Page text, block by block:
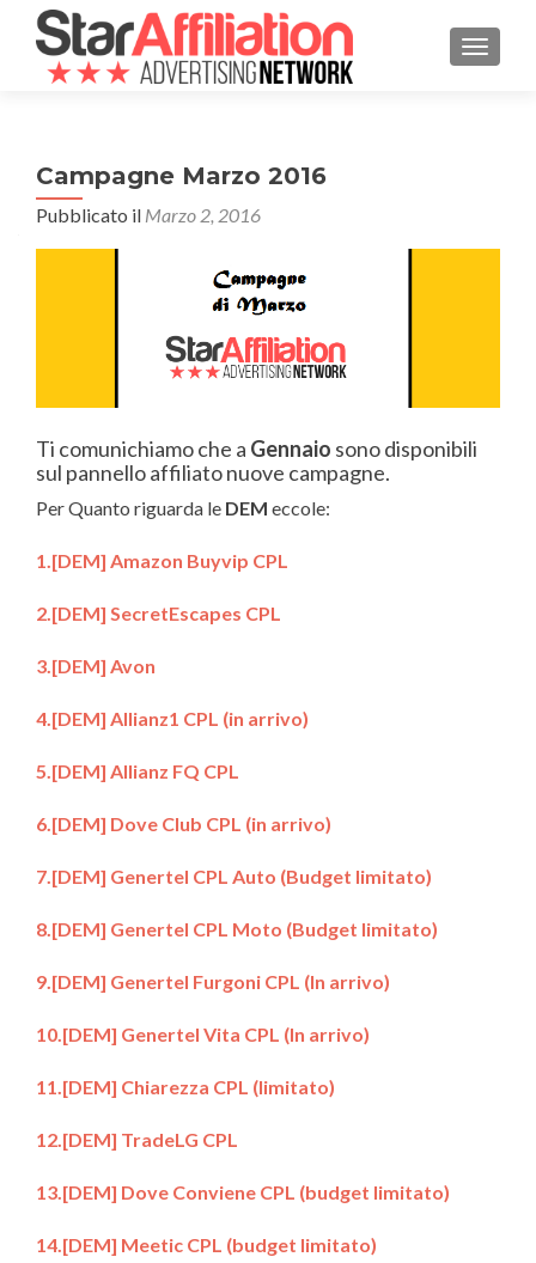
Campagne Marzo 2016
Pubblicato il Marzo 2, 2016
Ti comunichiamo che a Gennaio sono disponibili
sul pannello affiliato nuove campagne.
Per Quanto riguarda le DEM eccole:
1.[DEM] Amazon Buyvip CPL
2.[DEM] SecretEscapes CPL
3.[DEM] Avon
4.[DEM] Allianz1 CPL (in arrivo)
5.[DEM] Allianz FQ CPL
6.[DEM] Dove Club CPL (in arrivo)
7.[DEM] Genertel CPL Auto (Budget limitato)
8.[DEM] Genertel CPL Moto (Budget limitato)
9.[DEM] Genertel Furgoni CPL (In arrivo)
10.[DEM] Genertel Vita CPL (In arrivo)
11.[DEM] Chiarezza CPL (limitato)
12.[DEM] TradeLG CPL
13.[DEM] Dove Conviene CPL (budget limitato)
14.[DEM] Meetic CPL (budget limitato)